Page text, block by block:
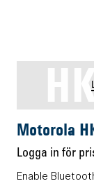
Motorola
Logga in för
Enable